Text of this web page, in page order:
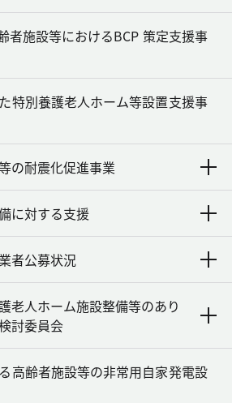
者施設等におけるBCP 策定支援事
特別養護老人ホーム等設置支援事
の耐震化促進事業
に対する支援
者公募状況
老人ホーム施設整備等のあり
討委員会
高齢者施設等の非常用自家発電設